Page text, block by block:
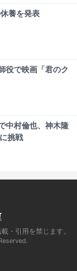
養を発表
役で映画「君のク
中村倫也、神木隆
挑戦
・引用を禁じます。